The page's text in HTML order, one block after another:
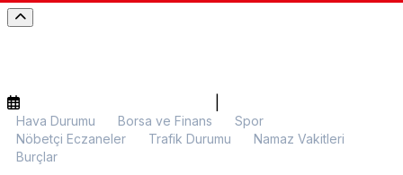
Hava Durumu Borsa ve Finans
Spor
Nöbetçi Eczaneler
Trafik Durumu
Namaz Vakitleri
Burçlar